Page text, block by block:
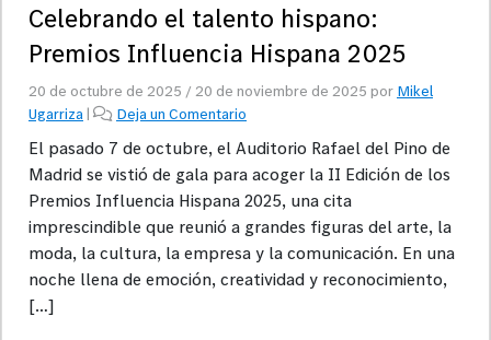
Celebrando el talento hispano:
Premios Influencia Hispana 2025
20 de octubre de 2025 / 20 de noviembre de 2025 por Mikel
Ugarriza | Deja un Comentario
El pasado 7 de octubre, el Auditorio Rafael del Pino de
Madrid se vistió de gala para acoger la II Edición de los
Premios Influencia Hispana 2025, una cita
imprescindible que reunió a grandes figuras del arte, la
moda, la cultura, la empresa y la comunicación. En una
noche llena de emoción, creatividad y reconocimiento,
[…]